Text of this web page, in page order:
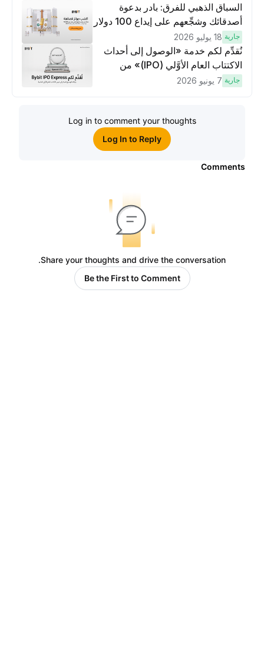
السباق الذهبي للفرق: بادر بدعوة
أصدقائك وشجِّعهم على إيداع 100 دولار
لكسَب مكافآت مُضاعَفة
جارية 18 يوليو 2026
نُقدِّم لكم خدمة «الوصول إلى أحداث
الاكتتاب العام الأوَّلي (IPO)» من
Bybit، بوابتك للوصول المبكر إلى فرص
جارية 7 يونيو 2026
Log in to comment your thoughts
Log In to Reply
Comments
Share your thoughts and drive the conversation.
Be the First to Comment